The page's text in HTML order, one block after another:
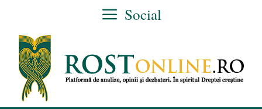
conținut
Social